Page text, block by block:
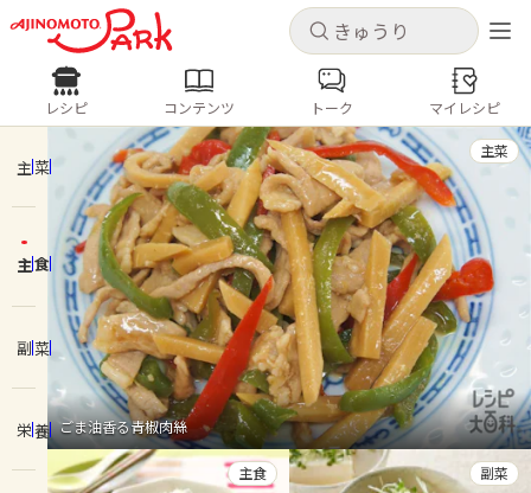
キャンセル
ログインするとレシピを保存できます
ログイン 新規登録
ホーム
コンテンツ
レシピ
トーク
キャンセル
レシピ コンテンツ
人気の食材・レシピ
きゅうり なす トマト
とうもろこし
ピーマン
みょうが ゴーヤ
レシピ コンテンツ トーク マイレシピ
主菜
主食
副菜
栄養 ごま油香る青椒肉絲
主菜
主食 副菜